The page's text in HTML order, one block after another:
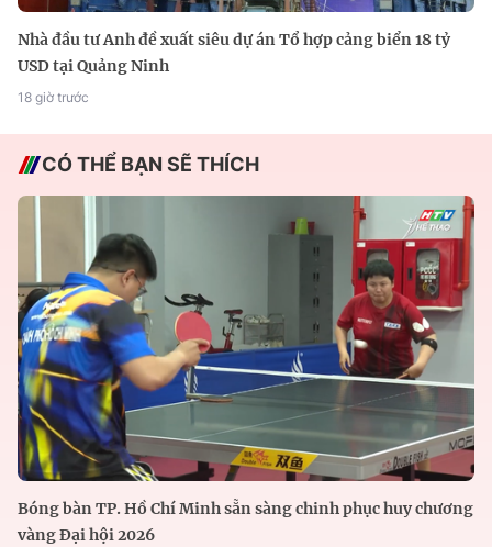
Nhà đầu tư Anh đề xuất siêu dự án Tổ hợp cảng biển 18 tỷ
USD tại Quảng Ninh
18 giờ trước
CÓ THỂ BẠN SẼ THÍCH
Bóng bàn TP. Hồ Chí Minh sẵn sàng chinh phục huy chương
vàng Đại hội 2026